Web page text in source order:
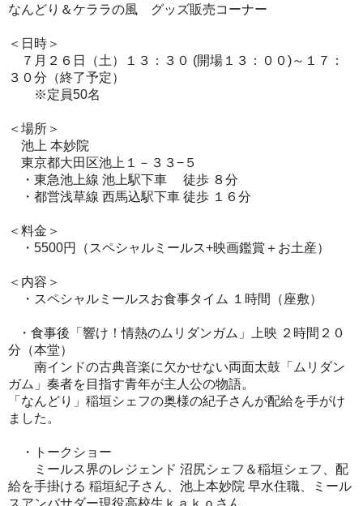
なんどり＆ケララの風 グッズ販売コーナー
＜日時＞
７月２６日（土）１３：３０ (開場１３：００)～１７：
３０分（終了予定）
※定員50名
＜場所＞
池上 本妙院
東京都大田区池上１－３３−５
・東急池上線 池上駅下車 徒歩 ８分
・都営浅草線 西馬込駅下車 徒歩 １６分
＜料金＞
・5500円（スペシャルミールス+映画鑑賞＋お土産）
＜内容＞
・スペシャルミールスお食事タイム １時間（座敷）
・食事後「響け！情熱のムリダンガム」上映 ２時間２０
分（本堂）
南インドの古典音楽に欠かせない両面太鼓「ムリダン
ガム」奏者を目指す青年が主人公の物語。
「 なんどり」稲垣シェフの奥様の紀子さんが配給を手がけ
ました。
・トークショー
ミールス界のレジェンド 沼尻シェフ＆稲垣シェフ、配
給を手掛ける 稲垣紀子さん、池上本妙院 早水住職、ミール
スアンバサダー現役高校生ｋａｋｏさん